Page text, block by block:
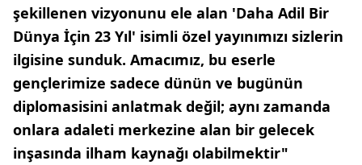
şekillenen vizyonunu ele alan 'Daha Adil Bir
Dünya İçin 23 Yıl' isimli özel yayınımızı sizlerin
ilgisine sunduk. Amacımız, bu eserle
gençlerimize sadece dünün ve bugünün
diplomasisini anlatmak değil; aynı zamanda
onlara adaleti merkezine alan bir gelecek
inşasında ilham kaynağı olabilmektir"